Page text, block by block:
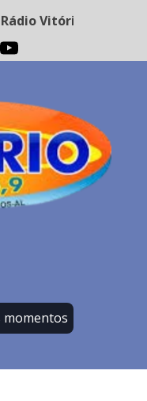
Rádio Vitório FM -
momentos